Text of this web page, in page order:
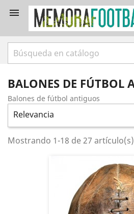

BALONES DE FÚTBOL
Balones de fútbol antiguos
Relevancia
Mostrando 1-18 de 27 artículo(s)